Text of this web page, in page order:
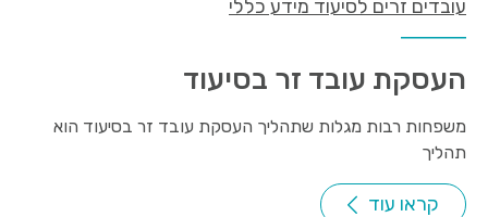
עובדים זרים לסיעוד מידע כללי
העסקת עובד זר בסיעוד
משפחות רבות מגלות שתהליך העסקת עובד זר בסיעוד הוא
תהליך
קראו עוד